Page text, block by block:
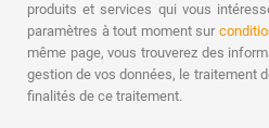
Hygiène
Maman et bébé
cadeau
Kit de kit pour bébé
d'enfants
produits et services qui vous
paramètres à tout moment sur
même page, vous trouverez des
gestion de vos données, le traitement
finalités de ce traitement.